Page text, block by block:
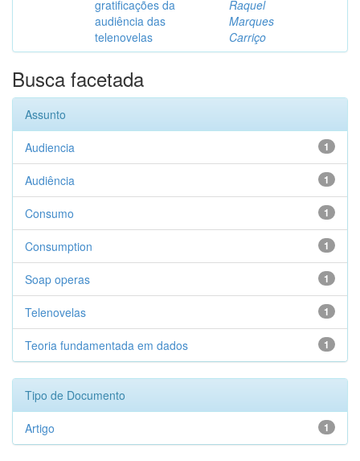
gratificações da
audiência das
telenovelas
Raquel
Marques
Carriço
Busca facetada
Assunto
1
Audiencia
1
Audiência
1
Consumo
1
Consumption
1
Soap operas
1
Telenovelas
1
Teoria fundamentada em dados
Tipo de Documento
1
Artigo